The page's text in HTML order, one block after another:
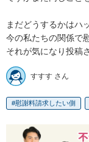
まだどうするかはハ
今の私たちの関係で
それが気になり投稿
すすす さん
慰謝料請求したい側